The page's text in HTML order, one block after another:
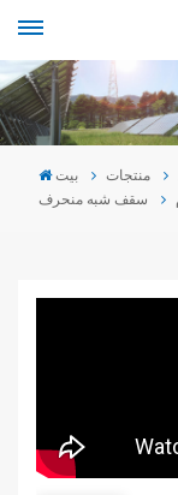
بيت منتجات
سقف شبه منحرف